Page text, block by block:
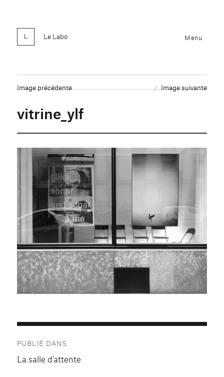
Le Labo Menu
Image précédente Image suivante
vitrine_ylf
de
PUBLIÉ DANS
La salle d’attente